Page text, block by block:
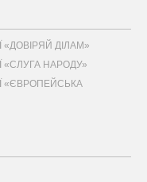
«ДОВІРЯЙ ДІЛАМ»
«СЛУГА НАРОДУ»
«ЄВРОПЕЙСЬКА